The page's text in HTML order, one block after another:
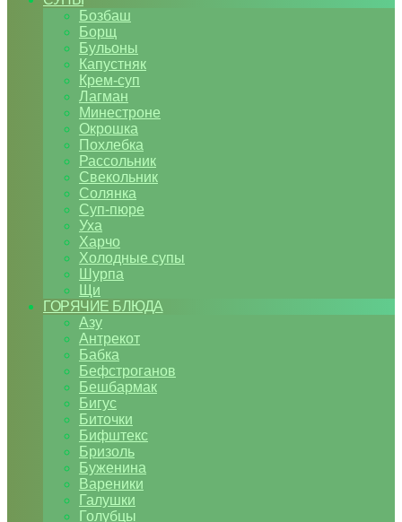
Бозбаш
Борщ
Бульоны
Капустняк
Крем-суп
Лагман
Минестроне
Окрошка
Похлебка
Рассольник
Свекольник
Солянка
Суп-пюре
Уха
Харчо
Холодные супы
Шурпа
Щи
ГОРЯЧИЕ БЛЮДА
Азу
Антрекот
Бабка
Бефстроганов
Бешбармак
Бигус
Биточки
Бифштекс
Бризоль
Буженина
Вареники
Галушки
Голубцы